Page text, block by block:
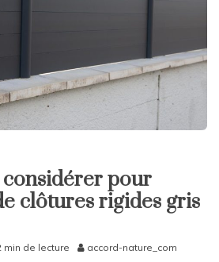
pour
clôtures rigides gris
min de lecture accord-nature_com